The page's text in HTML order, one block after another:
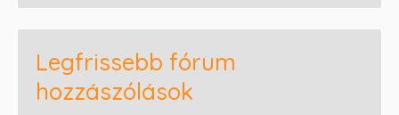
Legfrissebb fórum
hozzászólások